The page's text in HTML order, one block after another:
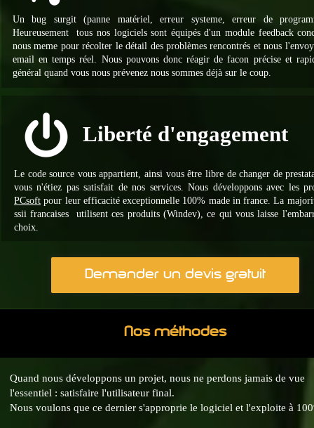
Un bug surgit (panne matériel, erreur systeme, erreur de
Heureusement tous nos logiciels sont équipés d'un module feedback
nous meme pour récolter le détail des problèmes rencontrés et nous
email en temps réel. Nous pouvons donc réagir de facon précise et
général quand vous nous prévenez nous sommes déjà sur le coup.
Liberté d'engagement
Le code source vous appartient, ainsi vous être libre de changer de
vous n'étiez pas satisfait de nos services. Nous développons avec les
PCsoft pour leur efficacité exceptionnelle 100% made in france. La
ssii francaises utilisent ces produits (Windev), ce qui vous laisse
choix.
Demander un devis gratuit
Nos méthodes
Quand nous développons un projet, nous ne perdons jamais de vue
l'essentiel : satisfaire l'utilisateur final.
Nous voulons que ce dernier s'approprie le logiciel et l'exploite à